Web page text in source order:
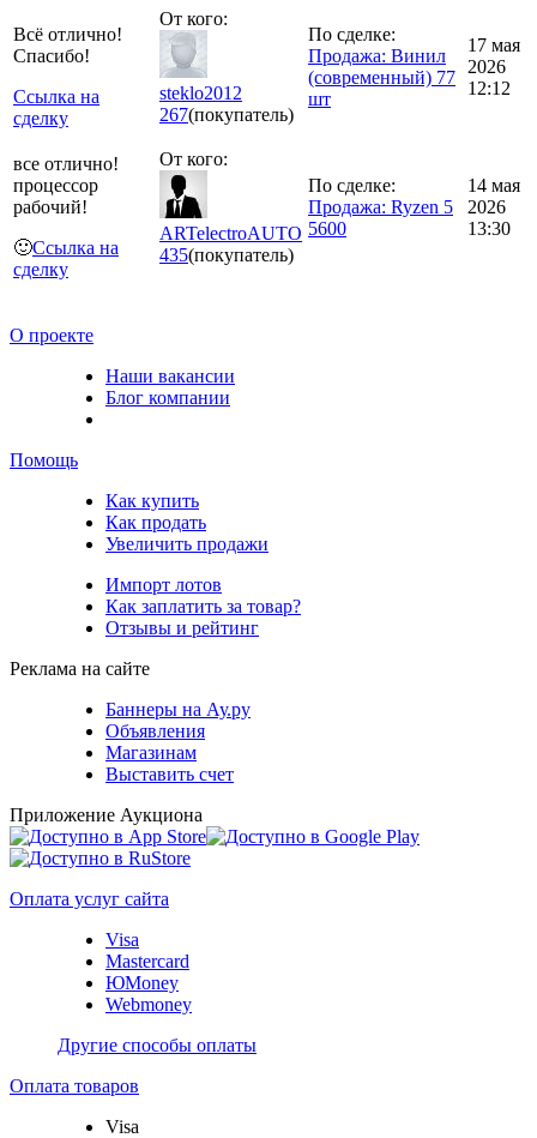
Всё отлично!
Спасибо!
Ссылка на
сделку
От кого:
steklo2012
267(покупатель)
По сделке:
Продажа: Винил
(современный) 77
шт
17 мая
2026
12:12
все отлично!
процессор
рабочий!
🙂Ссылка на
сделку
От кого:
ARTelectroAUTO
435(покупатель)
По сделке:
Продажа: Ryzen 5
5600
14 мая
2026
13:30
О проекте
Наши вакансии
Блог компании
Помощь
Как купить
Как продать
Увеличить продажи
Импорт лотов
Как заплатить за товар?
Отзывы и рейтинг
Реклама на сайте
Баннеры на Ау.ру
Объявления
Магазинам
Выставить счет
Приложение Аукциона
Оплата услуг сайта
Visa
Mastercard
ЮMoney
Webmoney
Другие способы оплаты
Оплата товаров
Visa